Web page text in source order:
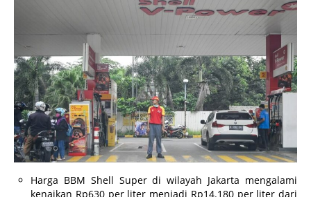
Harga BBM Shell Super di wilayah Jakarta mengalami
kenaikan Rp630 per liter menjadi Rp14.180 per liter dari